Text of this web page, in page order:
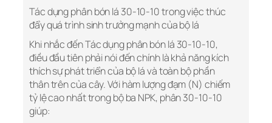
Tác dụng phân bón lá 30-10-10 trong việc thúc
đẩy quá trình sinh trưởng mạnh của bộ lá
Khi nhắc đến Tác dụng phân bón lá 30-10-10,
điều đầu tiên phải nói đến chính là khả năng kích
thích sự phát triển của bộ lá và toàn bộ phần
thân trên của cây. Với hàm lượng đạm (N) chiếm
tỷ lệ cao nhất trong bộ ba NPK, phân 30-10-10
giúp: